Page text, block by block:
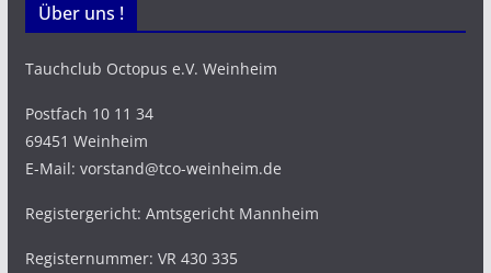
Über uns !
Tauchclub Octopus e.V. Weinheim
Postfach 10 11 34
69451 Weinheim
E-Mail: vorstand@tco-weinheim.de
Registergericht: Amtsgericht Mannheim
Registernummer: VR 430 335